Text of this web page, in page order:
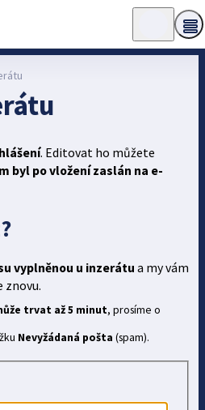
. Editovat ho můžete
byl po vložení zaslán na e-
vyplněnou u inzerátu a my vám
znovu.
trvat až 5 minut, prosíme o
Nevyžádaná pošta (spam).